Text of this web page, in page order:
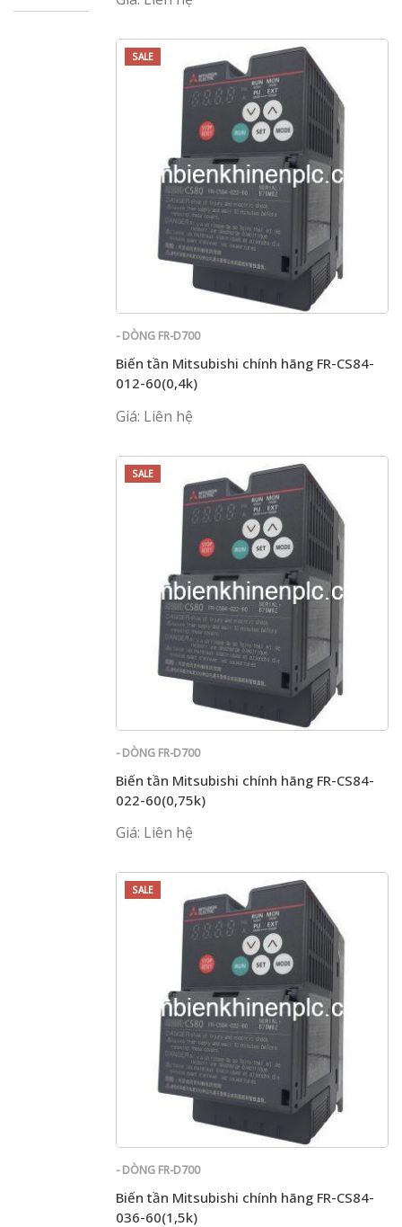
SALE
- DÒNG FR-D700
Biến tần Mitsubishi chính hãng FR-CS84-
012-60(0,4k)
Giá: Liên hệ
SALE
- DÒNG FR-D700
Biến tần Mitsubishi chính hãng FR-CS84-
022-60(0,75k)
Giá: Liên hệ
SALE
- DÒNG FR-D700
Biến tần Mitsubishi chính hãng FR-CS84-
036-60(1,5k)